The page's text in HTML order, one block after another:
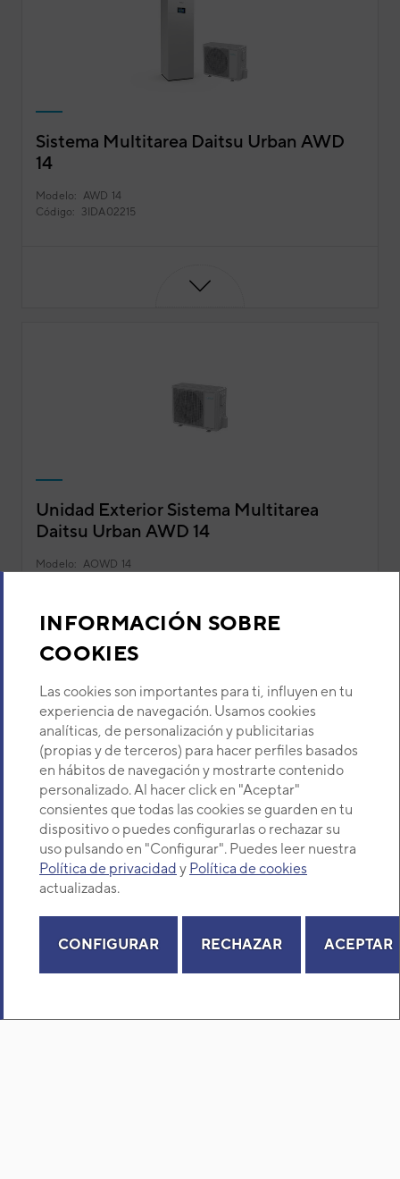
INFORMACIÓN SOBRE
COOKIES
Las cookies son importantes para ti, influyen en tu
experiencia de navegación. Usamos cookies
analíticas, de personalización y publicitarias
(propias y de terceros) para hacer perfiles basados
en hábitos de navegación y mostrarte contenido
personalizado. Al hacer click en "Aceptar"
consientes que todas las cookies se guarden en tu
dispositivo o puedes configurarlas o rechazar su
uso pulsando en "Configurar". Puedes leer nuestra
Política de privacidad y Política de cookies
actualizadas.
CONFIGURAR RECHAZAR ACEPTAR
Sistema Multitarea Daitsu Urban AWD
14
Modelo: AWD 14
Código: 3IDA02215
Unidad Exterior Sistema Multitarea
Daitsu Urban AWD 14
Modelo: AOWD 14